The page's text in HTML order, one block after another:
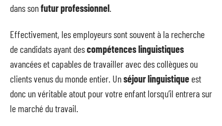
dans sonfutur professionnel.
Effectivement, les employeurs sont souvent à la recherche
de candidats ayant descompétences linguistiques
avancées et capables de travailler avec des collègues ou
clients venus du monde entier. Unséjour linguistique est
donc un véritable atout pour votre enfant lorsqu’il entrera sur
le marché du travail.